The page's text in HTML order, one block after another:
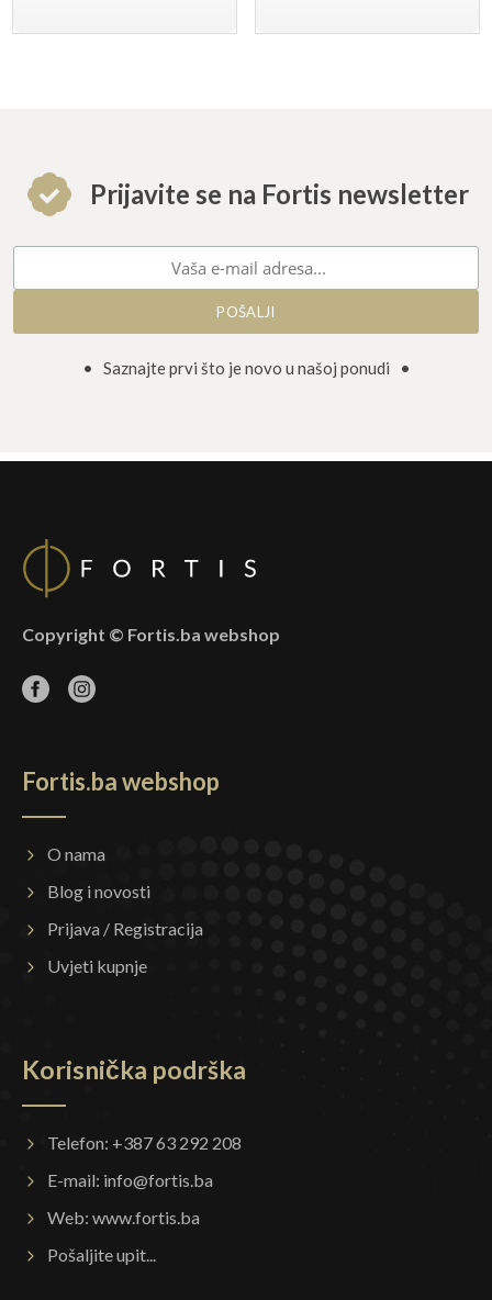
Prijavite se na Fortis newsletter
• Saznajte prvi što je novo u našoj ponudi •
Copyright © Fortis.ba webshop
Fortis.ba webshop
O nama
Blog i novosti
Prijava / Registracija
Uvjeti kupnje
Korisnička podrška
Telefon: +387 63 292 208
E-mail: info@fortis.ba
Web: www.fortis.ba
Pošaljite upit...